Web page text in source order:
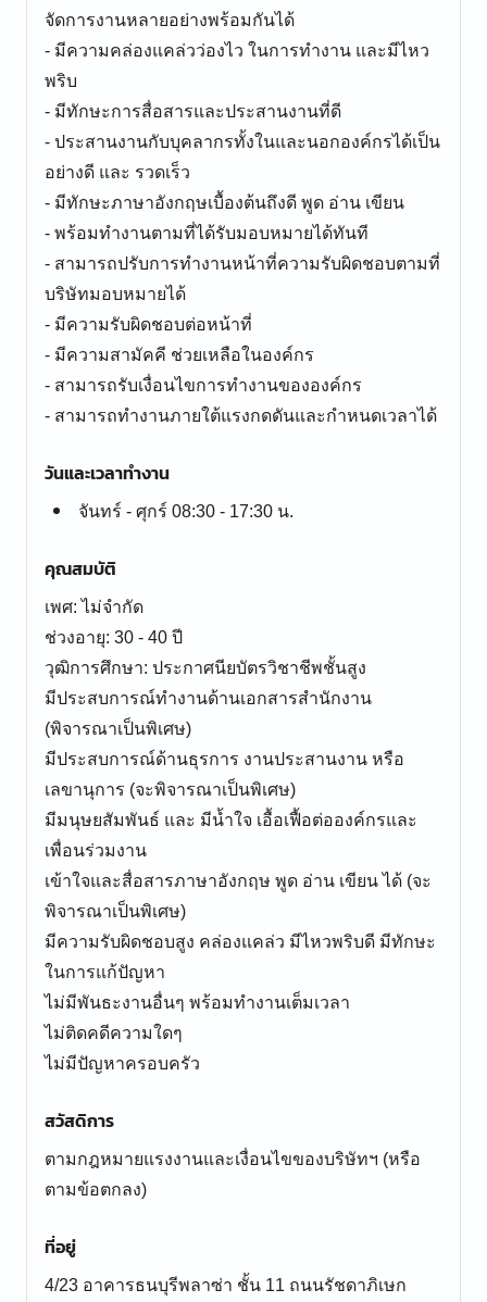
จัดการงานหลายอย่างพร้อมกันได้
- มีความคล่องแคล่วว่องไว ในการทำงาน และมีไหว
พริบ
- มีทักษะการสื่อสารและประสานงานที่ดี
- ประสานงานกับบุคลากรทั้งในและนอกองค์กรได้เป็น
อย่างดี และ รวดเร็ว
- มีทักษะภาษาอังกฤษเบื้องต้นถึงดี พูด อ่าน เขียน
- พร้อมทำงานตามที่ได้รับมอบหมายได้ทันที
- สามารถปรับการทำงานหน้าที่ความรับผิดชอบตามที่
บริษัทมอบหมายได้
- มีความรับผิดชอบต่อหน้าที่
- มีความสามัคคี ช่วยเหลือในองค์กร
- สามารถรับเงื่อนไขการทำงานขององค์กร
- สามารถทำงานภายใต้แรงกดดันและกำหนดเวลาได้
วันและเวลาทำงาน
จันทร์ - ศุกร์ 08:30 - 17:30 น.
คุณสมบัติ
เพศ: ไม่จำกัด
ช่วงอายุ: 30 - 40 ปี
วุฒิการศึกษา: ประกาศนียบัตรวิชาชีพชั้นสูง
มีประสบการณ์ทำงานด้านเอกสารสำนักงาน
(พิจารณาเป็นพิเศษ)
มีประสบการณ์ด้านธุรการ งานประสานงาน หรือ
เลขานุการ (จะพิจารณาเป็นพิเศษ)
มีมนุษยสัมพันธ์ และ มีน้ำใจ เอื้อเฟื้อต่อองค์กรและ
เพื่อนร่วมงาน
เข้าใจและสื่อสารภาษาอังกฤษ พูด อ่าน เขียน ได้ (จะ
พิจารณาเป็นพิเศษ)
มีความรับผิดชอบสูง คล่องแคล่ว มีไหวพริบดี มีทักษะ
ในการแก้ปัญหา
ไม่มีพันธะงานอื่นๆ พร้อมทำงานเต็มเวลา
ไม่ติดคดีความใดๆ
ไม่มีปัญหาครอบครัว
สวัสดิการ
ตามกฎหมายแรงงานและเงื่อนไขของบริษัทฯ (หรือ
ตามข้อตกลง)
ที่อยู่
4/23 อาคารธนบุรีพลาซ่า ชั้น 11 ถนนรัชดาภิเษก